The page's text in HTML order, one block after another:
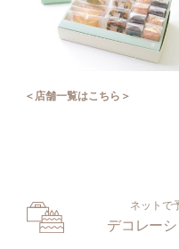
＜店舗一覧はこちら＞
ネットで
デコレー